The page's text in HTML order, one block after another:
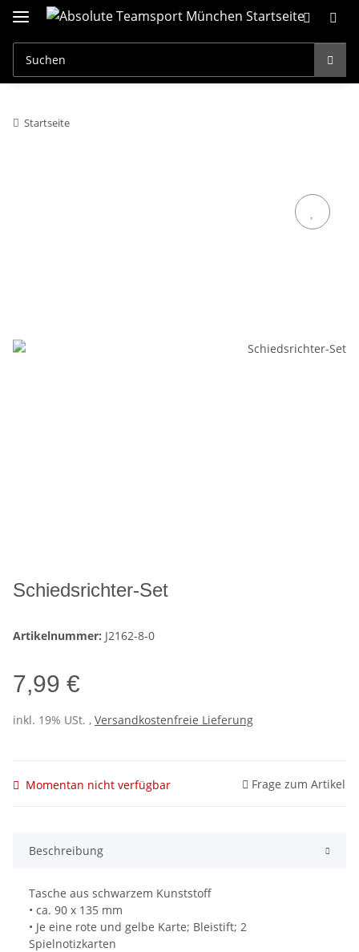
Startseite
Schiedsrichter-Set
Artikelnummer: J2162-8-0
7,99 €
inkl. 19% USt. , Versandkostenfreie Lieferung
Momentan nicht verfügbar Frage zum Artikel
Beschreibung
Tasche aus schwarzem Kunststoff
• ca. 90 x 135 mm
• Je eine rote und gelbe Karte; Bleistift; 2
Spielnotizkarten